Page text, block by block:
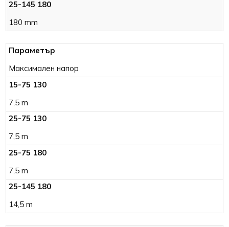
180 mm
Максимален напор
7,5 m
7,5 m
7,5 m
14,5 m